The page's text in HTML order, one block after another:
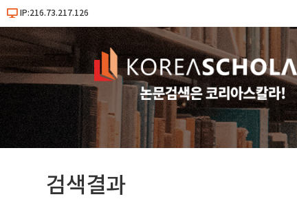
IP:216.73.217.126
검색결과